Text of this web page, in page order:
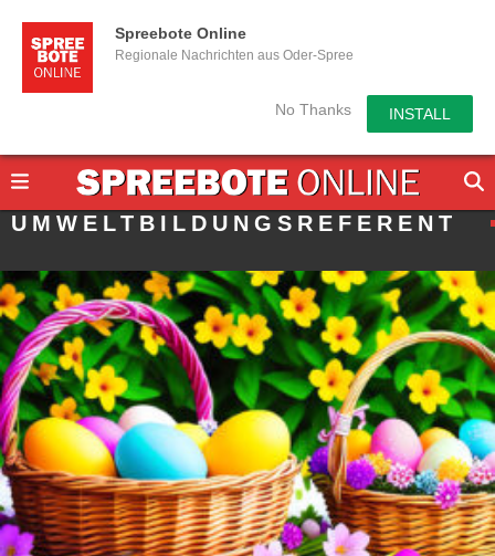
Spreebote Online
Regionale Nachrichten aus Oder-Spree
No Thanks INSTALL
UMWELTBILDUNGSREFERENT